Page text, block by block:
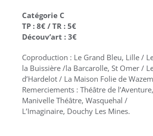
Catégorie C
TP : 8€ / TR : 5€
Découv’art : 3€
Coproduction : Le Grand Bleu, Lille /
la Buissière /la Barcarolle, St Omer /
d’Hardelot / La Maison Folie de
Remerciements : Théâtre de
Manivelle Théâtre, Wasquehal /
L’Imaginaire, Douchy Les Mines.